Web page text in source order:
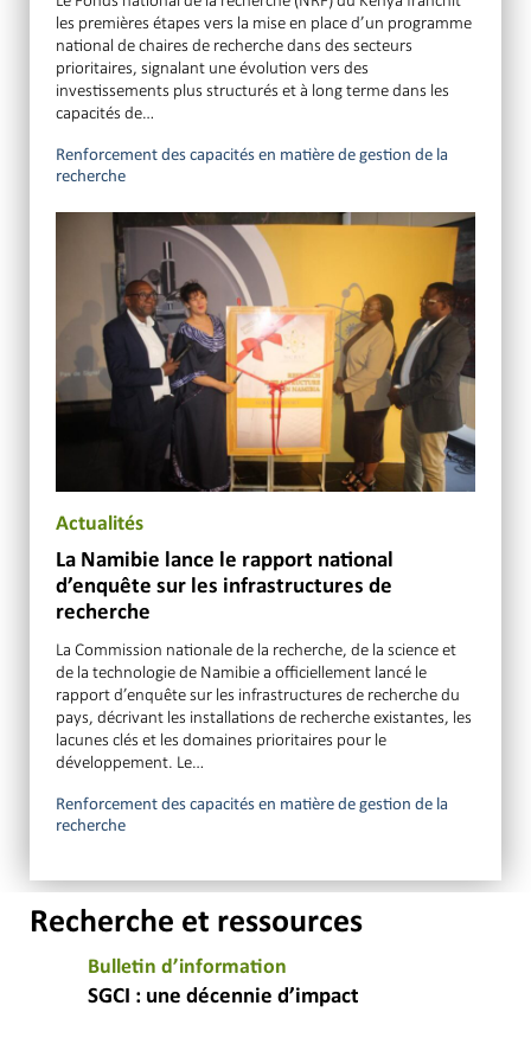
les premières étapes vers la mise en place d’un programme
national de chaires de recherche dans des secteurs
prioritaires, signalant une évolution vers des
investissements plus structurés et à long terme dans les
capacités de…
Renforcement des capacités en matière de gestion de la
recherche
Actualités
La Namibie lance le rapport national
d’enquête sur les infrastructures de
recherche
La Commission nationale de la recherche, de la science et
de la technologie de Namibie a officiellement lancé le
rapport d’enquête sur les infrastructures de recherche du
pays, décrivant les installations de recherche existantes, les
lacunes clés et les domaines prioritaires pour le
développement. Le…
Renforcement des capacités en matière de gestion de la
recherche
Recherche et ressources
Bulletin d’information
SGCI : une décennie d’impact